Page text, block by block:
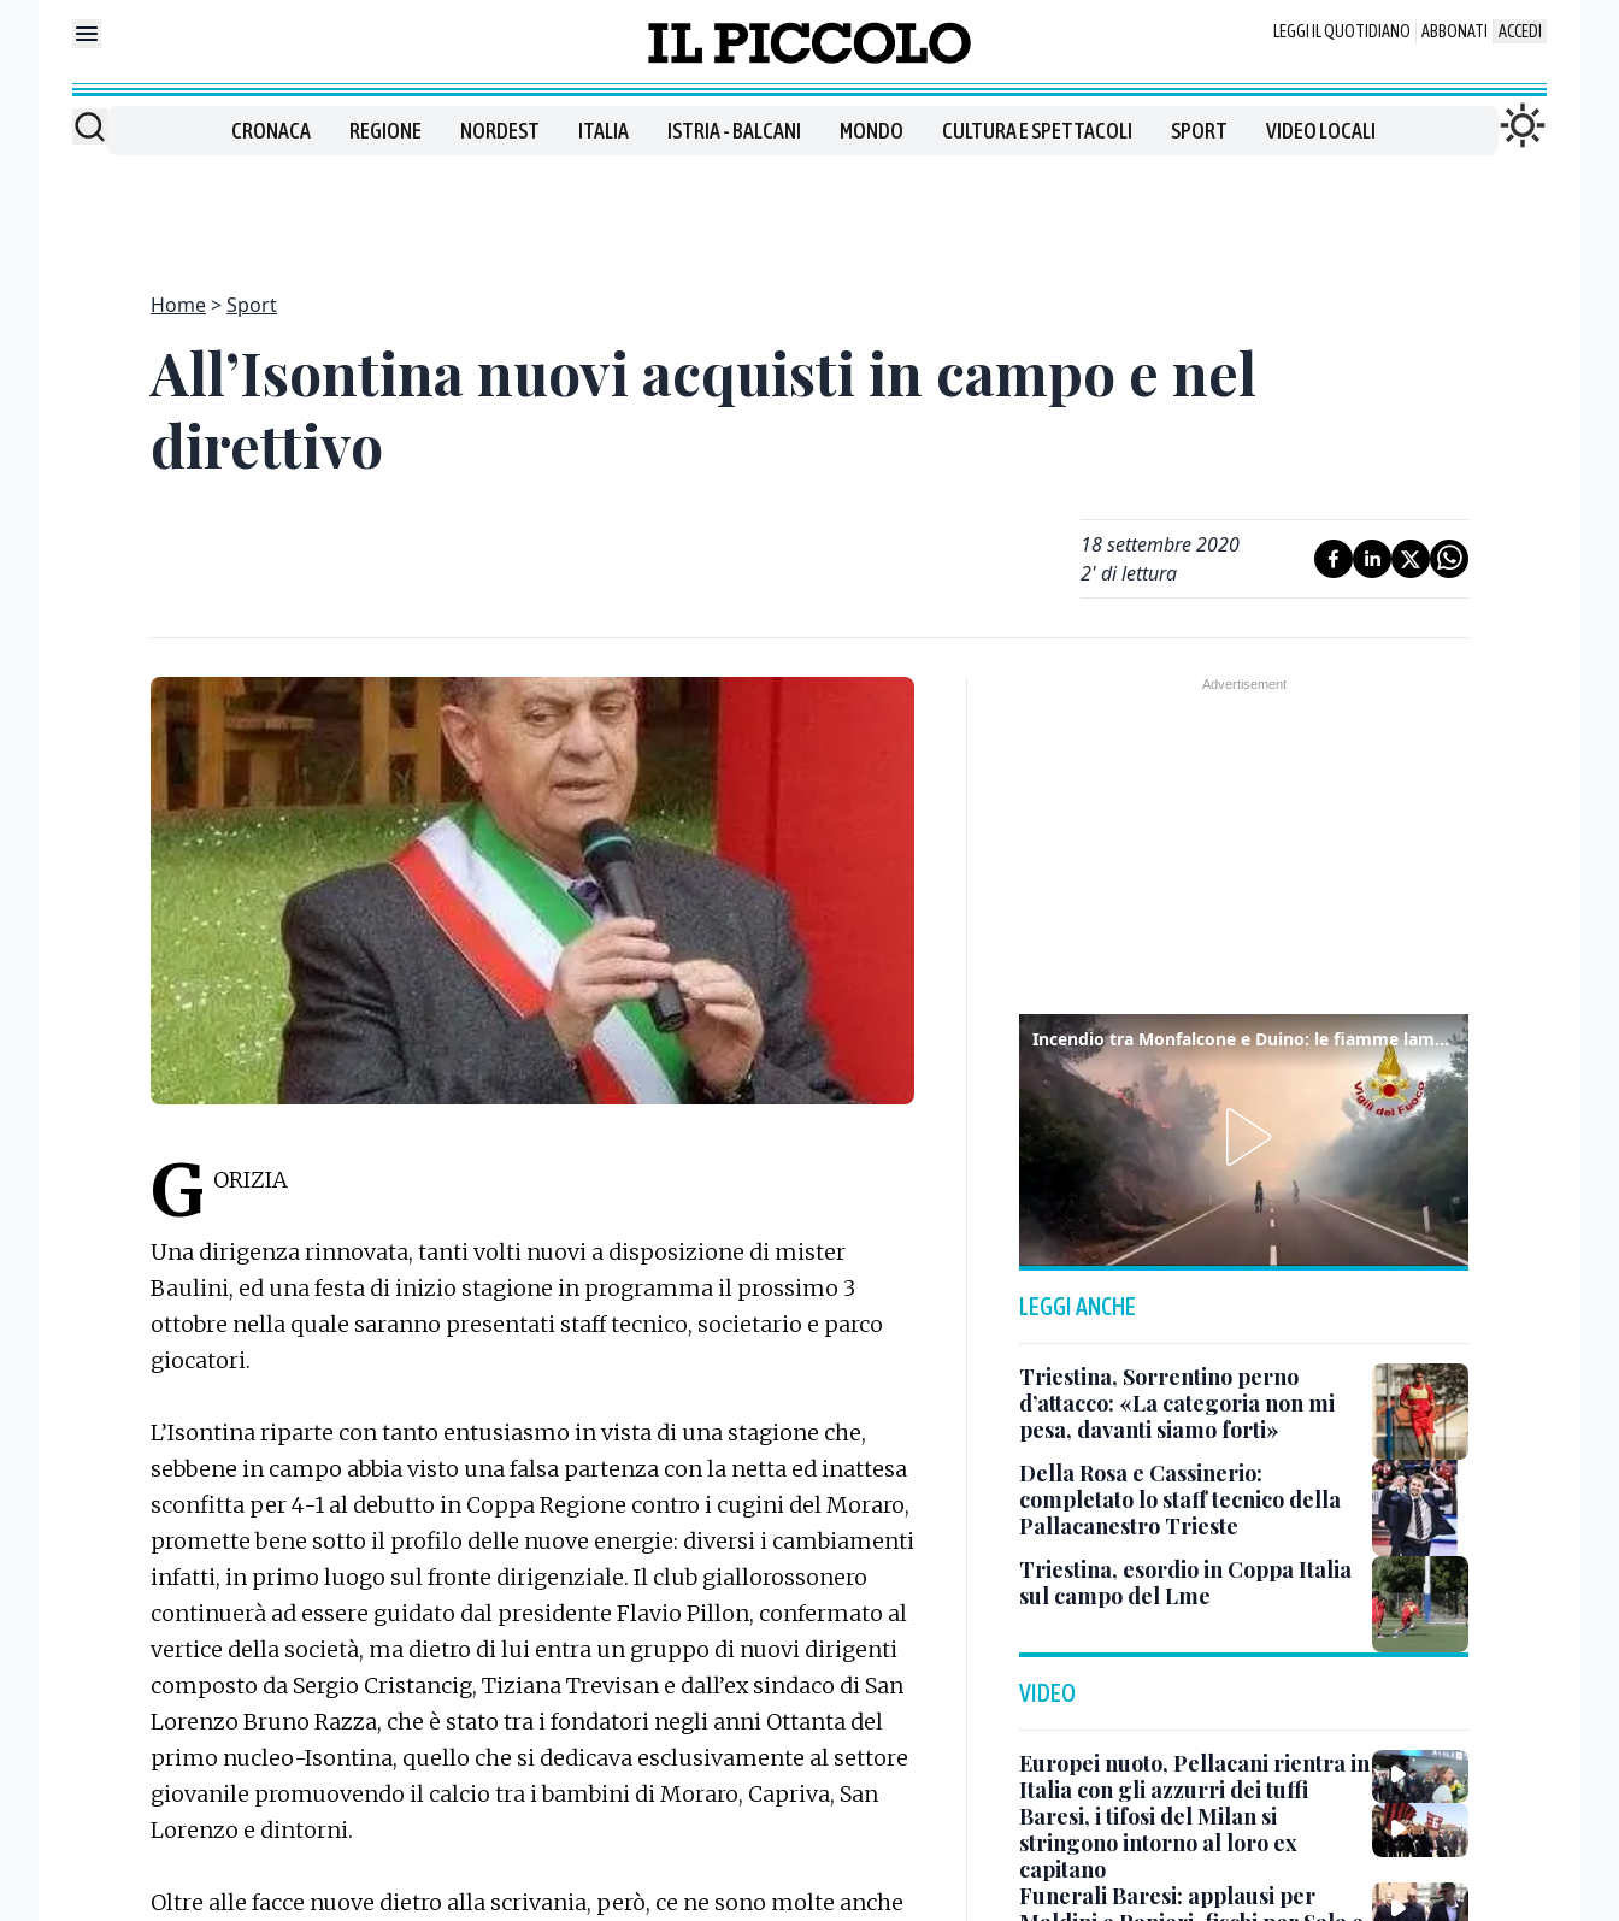
LEGGI IL QUOTIDIANO ABBONATI ACCEDI
CRONACA REGIONE NORDEST ITALIA ISTRIA - BALCANI MONDO CULTURA E SPETTACOLI SPORT VIDEO LOCALI
Home Sport
All’Isontina nuovi acquisti in campo e nel
direttivo
18 settembre 2020
2' di lettura
G ORIZIA
Una dirigenza rinnovata, tanti volti nuovi a disposizione di mister
Baulini, ed una festa di inizio stagione in programma il prossimo 3
ottobre nella quale saranno presentati staff tecnico, societario e parco
giocatori.
L’Isontina riparte con tanto entusiasmo in vista di una stagione che,
sebbene in campo abbia visto una falsa partenza con la netta ed inattesa
sconfitta per 4-1 al debutto in Coppa Regione contro i cugini del Moraro,
promette bene sotto il profilo delle nuove energie: diversi i cambiamenti
infatti, in primo luogo sul fronte dirigenziale. Il club giallorossonero
continuerà ad essere guidato dal presidente Flavio Pillon, confermato al
vertice della società, ma dietro di lui entra un gruppo di nuovi dirigenti
composto da Sergio Cristancig, Tiziana Trevisan e dall’ex sindaco di San
Lorenzo Bruno Razza, che è stato tra i fondatori negli anni Ottanta del
primo nucleo-Isontina, quello che si dedicava esclusivamente al settore
giovanile promuovendo il calcio tra i bambini di Moraro, Capriva, San
Lorenzo e dintorni.
Oltre alle facce nuove dietro alla scrivania, però, ce ne sono molte anche
Incendio tra Monfalcone e Duino: le fiamme lambiscono la strada
LEGGI ANCHE
Triestina, Sorrentino perno
d’attacco: «La categoria non mi
pesa, davanti siamo forti»
Della Rosa e Cassinerio:
completato lo staff tecnico della
Pallacanestro Trieste
Triestina, esordio in Coppa Italia
sul campo del Lme
VIDEO
Europei nuoto, Pellacani rientra in
Italia con gli azzurri dei tuffi
Baresi, i tifosi del Milan si
stringono intorno al loro ex
capitano
Funerali Baresi: applausi per